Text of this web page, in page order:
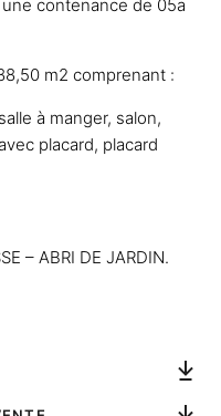
contenance de 05a
m2 comprenant :
à manger, salon,
placard, placard
– ABRI DE JARDIN.